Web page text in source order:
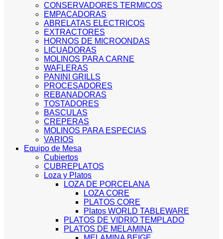
CONSERVADORES TERMICOS
EMPACADORAS
ABRELATAS ELECTRICOS
EXTRACTORES
HORNOS DE MICROONDAS
LICUADORAS
MOLINOS PARA CARNE
WAFLERAS
PANINI GRILLS
PROCESADORES
REBANADORAS
TOSTADORES
BASCULAS
CREPERAS
MOLINOS PARA ESPECIAS
VARIOS
Equipo de Mesa
Cubiertos
CUBREPLATOS
Loza y Platos
LOZA DE PORCELANA
LOZA CORE
PLATOS CORE
Platos WORLD TABLEWARE
PLATOS DE VIDRIO TEMPLADO
PLATOS DE MELAMINA